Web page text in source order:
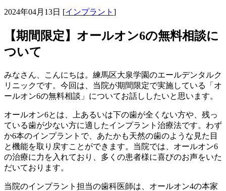
2024年04月13日 [インプラント ]
【期間限定】オールオン6の無料相談に
ついて
みなさん、こんにちは。練馬区大泉学園のエールデンタルク
リニックです。今回は、当院が期間限定で実施している「オ
ールオン6の無料相談」についてお話ししたいと思います。
オールオン6とは、上あるいは下の歯が全くない方や、残っ
ている歯が少ない方に適したインプラント治療法です。わず
か6本のインプラントで、あたかも天然の歯のような見た目
と機能を取り戻すことができます。当院では、オールオン6
の治療に力を入れており、多くの患者様に喜びのお声をいた
だいております。
当院のインプラント担当の歯科医師は、オールオン4の本家